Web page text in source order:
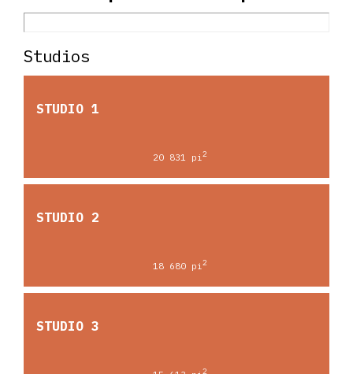
Studios
STUDIO 1
20 831 pi 2
STUDIO 2
18 680 pi 2
STUDIO 3
2